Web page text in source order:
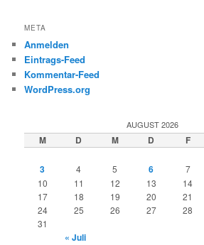
META
Anmelden
Eintrags-Feed
Kommentar-Feed
WordPress.org
AUGUST 2026
M D M D F
3 4 5 6 7
10
11 12 13 14
17
18 19 20 21
24
25 26 27 28
31
« Juli